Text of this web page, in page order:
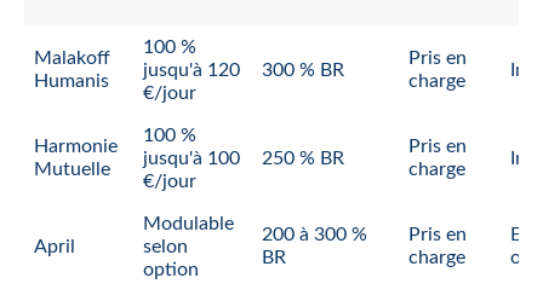
Malakoff
Humanis
100 %
jusqu'à 120
€/jour
300 % BR
Pris en
charge
Harmonie
Mutuelle
100 %
jusqu'à 100
€/jour
250 % BR
Pris en
charge
April
Modulable
selon
option
200 à 300 %
BR
Pris en
charge
En